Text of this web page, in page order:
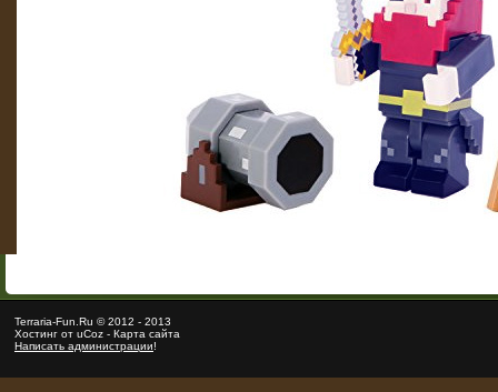
Terraria-Fun.Ru ©2012 - 2013
Хостинг от uCoz - Карта сайта
Написать администрации!